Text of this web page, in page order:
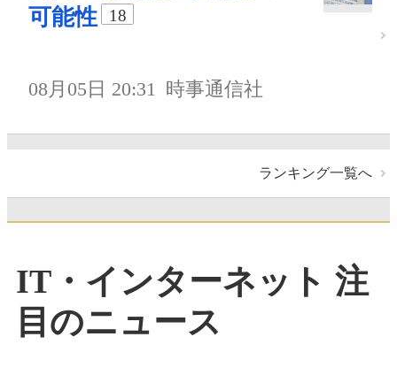
可能性
18
08月05日 20:31 時事通信社
ランキング一覧へ
IT・インターネット 注
目のニュース